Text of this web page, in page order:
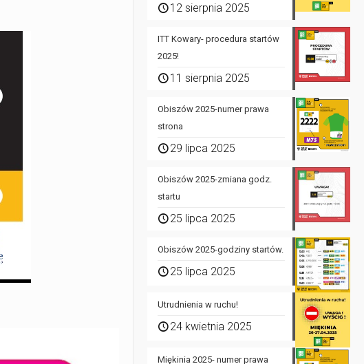
12 sierpnia 2025
ITT Kowary- procedura startów
2025!
11 sierpnia 2025
Obiszów 2025-numer prawa
strona
29 lipca 2025
Obiszów 2025-zmiana godz.
startu
25 lipca 2025
Obiszów 2025-godziny startów.
25 lipca 2025
Utrudnienia w ruchu!
24 kwietnia 2025
Miękinia 2025- numer prawa